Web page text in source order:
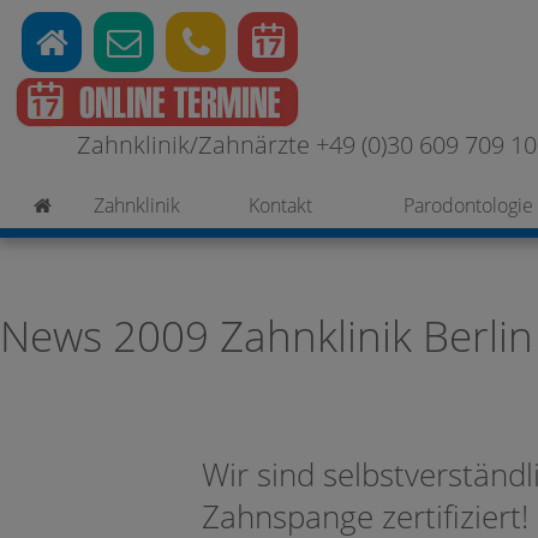
Zahnklinik/Zahnärzte +49 (0)30 609 709
Zahnklinik Kontakt Parodontologie
News 2009 Zahnklinik Berlin
Wir sind
Zahnspange zertifiziert!